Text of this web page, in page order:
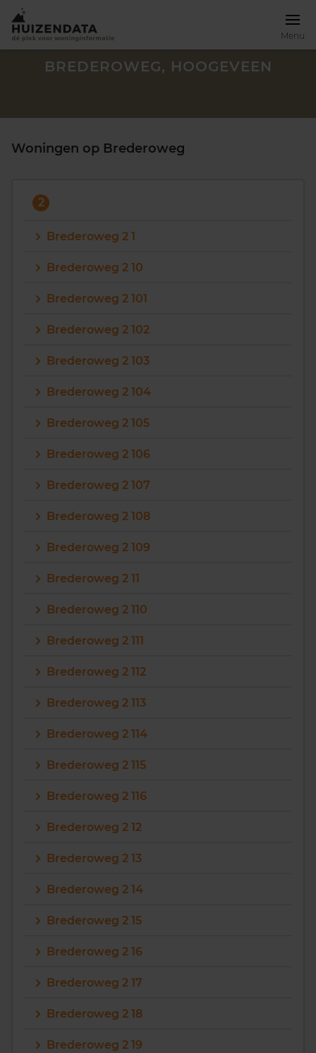
Menu
088 220 4200
Maandag t/m vrijdag - 08:00 -18:00
BREDEROWEG, HOOGEVEEN
Woningen op Brederoweg
2
Brederoweg 2 1
Brederoweg 2 10
Brederoweg 2 101
Brederoweg 2 102
Brederoweg 2 103
Brederoweg 2 104
Brederoweg 2 105
Brederoweg 2 106
Brederoweg 2 107
Brederoweg 2 108
Brederoweg 2 109
Brederoweg 2 11
Brederoweg 2 110
Brederoweg 2 111
Brederoweg 2 112
Brederoweg 2 113
Brederoweg 2 114
Brederoweg 2 115
Brederoweg 2 116
Brederoweg 2 12
Brederoweg 2 13
Brederoweg 2 14
Brederoweg 2 15
Brederoweg 2 16
Brederoweg 2 17
Brederoweg 2 18
Brederoweg 2 19